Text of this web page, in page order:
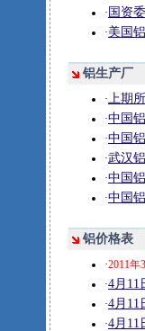
· 国资
·美国
铝生产厂
·上期
·中国
·中国
·武汉
·中国
·中国
铝价格表
·2011年
·4月11
·4月11
·4月11